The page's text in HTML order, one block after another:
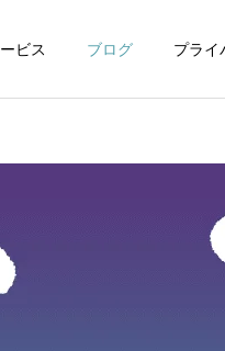
ビス ブログ プライ
グラフィック